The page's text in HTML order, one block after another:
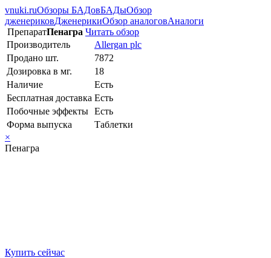
vnuki.ruОбзоры БАДовБАДыОбзор
дженериковДженерикиОбзор аналоговАналоги
ПрепаратПенагра Читать обзор
Производитель
Allergan plc
Продано шт.
7872
Дозировка в мг.
18
Наличие
Есть
Бесплатная доставка Есть
Побочные эффекты Есть
Форма выпуска
Таблетки
×
Пенагра
Купить сейчас